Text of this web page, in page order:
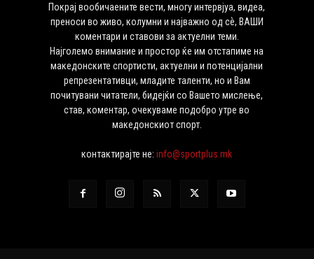
Покрај вообичаените вести, многу интервјуа, видеа,
преноси во живо, колумни и најважно од сѐ, ВАШИ
коментари и ставови за актуелни теми.
Најголемо внимание и простор ќе им отстапиме на
македонските спортисти, актуелни и потенцијални
репрезентативци, младите таленти, но и Вам
почитувани читатели, бидејќи со Вашето мислење,
став, коментар, очекуваме подобро утре во
македонскиот спорт.
контактирајте не:info@sportplus.mk